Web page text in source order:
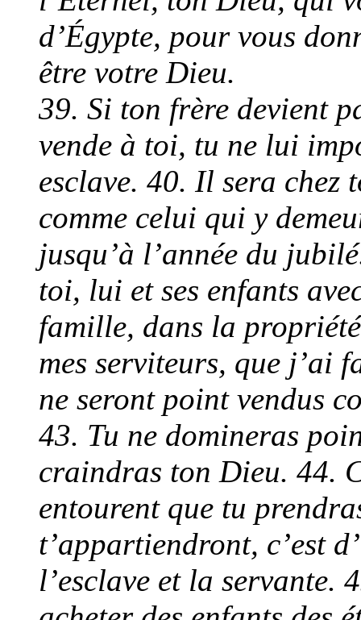
d’Égypte, pour vous
être votre Dieu.
39. Si ton frère devient
vende à toi, tu ne lui
esclave. 40. Il sera chez
comme celui qui y
jusqu’à l’année du
toi, lui et ses enfants
famille, dans la
mes serviteurs, que j’ai
ne seront point vendus
43. Tu ne domineras
craindras ton Dieu. 44.
entourent que tu
t’appartiendront, c’est
l’esclave et la servante.